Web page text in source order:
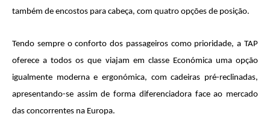
também de encostos para cabeça, com quatro opções de posição.
Tendo sempre o conforto dos passageiros como prioridade, a TAP
oferece a todos os que viajam em classe Económica uma opção
igualmente moderna e ergonómica, com cadeiras pré-reclinadas,
apresentando-se assim de forma diferenciadora face ao mercado
das concorrentes na Europa.